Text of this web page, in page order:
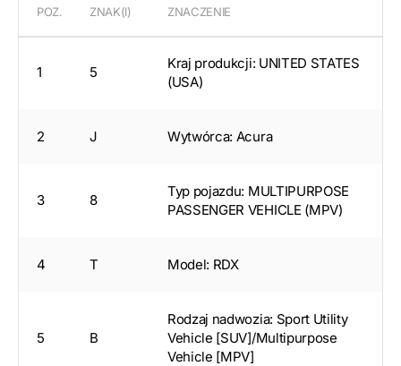
POZ. ZNAK(I) ZNACZENIE
1 5
Kraj produkcji: UNITED STATES
(USA)
2 J Wytwórca: Acura
3 8
Typ pojazdu: MULTIPURPOSE
PASSENGER VEHICLE (MPV)
4 T Model: RDX
5 B
Rodzaj nadwozia: Sport Utility
Vehicle [SUV]/Multipurpose
Vehicle [MPV]